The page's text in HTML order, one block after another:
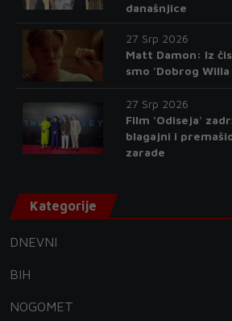
današnjice
27 Srp 2026
Matt Damon: Iz
smo 'Dobrog
27 Srp 2026
Film 'Odiseja'
blagajni i
zarade
Kategorije
DNEVNI
BIH
NOGOMET